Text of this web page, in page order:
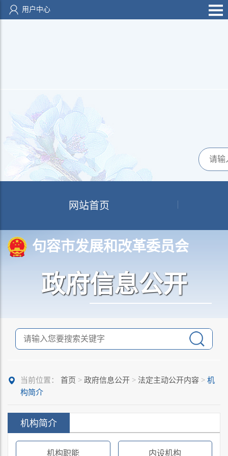
用户中心
网站首页
句容市发展和改革委员会
政府信息公开
当前位置： 首页 > 政府信息公开 > 法定主动公开内容 > 机
构简介
机构简介
机构职能 内设机构